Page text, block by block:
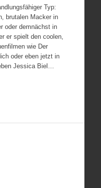
Typ:
brutalen Macker in
oder demnächst in
er spielt den coolen,
wie Der
oder eben jetzt in
Jessica Biel…